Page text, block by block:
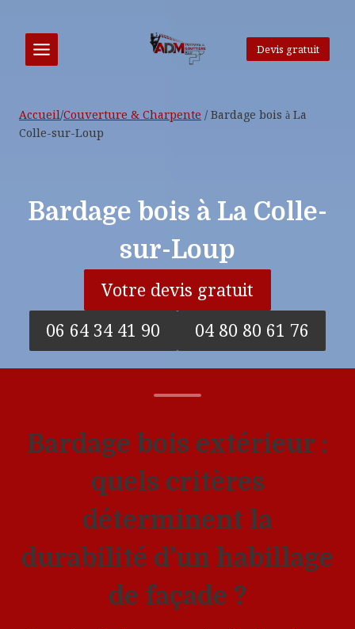
contenu
Devis gratuit
Accueil/Couverture & Charpente / Bardage bois à La
Colle-sur-Loup
Bardage bois à La Colle-
sur-Loup
Votre devis gratuit
06 64 34 41 90
04 80 80 61 76
Bardage bois extérieur :
quels critères
déterminent la
durabilité d’un habillage
de façade ?